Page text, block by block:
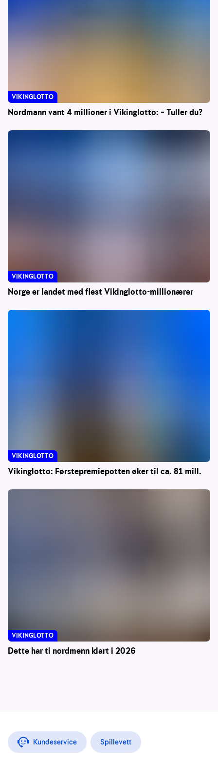
Nordmann vant 4 millioner i Vikinglotto: – Tuller du?
VIKINGLOTTO
Norge er landet med flest Vikinglotto-millionærer
VIKINGLOTTO
Vikinglotto: Førstepremiepotten øker til ca. 81 mill.
VIKINGLOTTO
Dette har ti nordmenn klart i 2026
VIKINGLOTTO
Kundeservice Spillevett